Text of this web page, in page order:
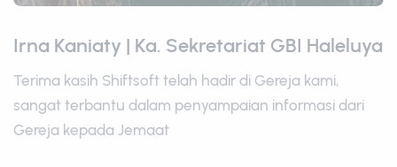
Irna Kaniaty | Ka. Sekretariat GBI Haleluya
Terima kasih Shiftsoft telah hadir di Gereja kami,
sangat terbantu dalam penyampaian informasi dari
Gereja kepada Jemaat